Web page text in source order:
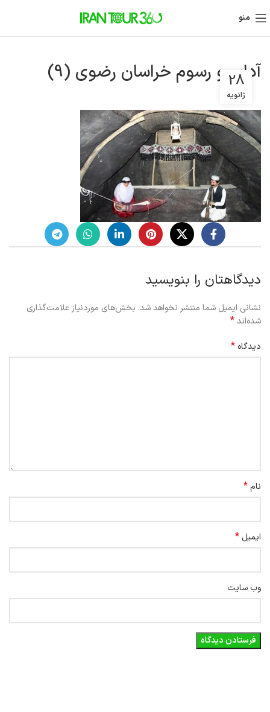
منو
آداب و رسوم خراسان رضوی (9)
28
ژانویه
دیدگاهتان را بنویسید
نشانی ایمیل شما منتشر نخواهد شد. بخش‌های موردنیاز علامت‌گذاری
شده‌اند*
دیدگاه *
نام*
ایمیل *
وب‌ سایت